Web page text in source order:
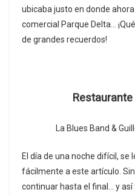
ubicaba justo en donde
comercial Parque Delta…
de grandes recuerdos!
La Blues Band &
El día de una noche difícil, se
fácilmente a este artículo.
continuar hasta el final… y así